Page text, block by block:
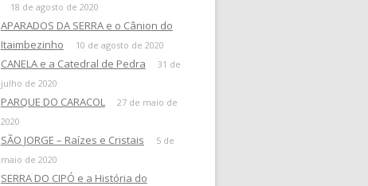
18 de agosto de 2020
APARADOS DA SERRA e o Cânion do
Itaimbezinho
10 de agosto de 2020
CANELA e a Catedral de Pedra
31 de
julho de 2020
PARQUE DO CARACOL
27 de maio de
2020
SÃO JORGE – Raízes e Cristais
5 de
maio de 2020
SERRA DO CIPÓ e a História do